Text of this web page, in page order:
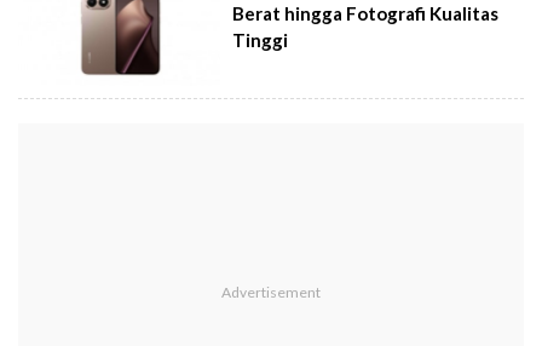
Berat hingga Fotografi Kualitas
Tinggi